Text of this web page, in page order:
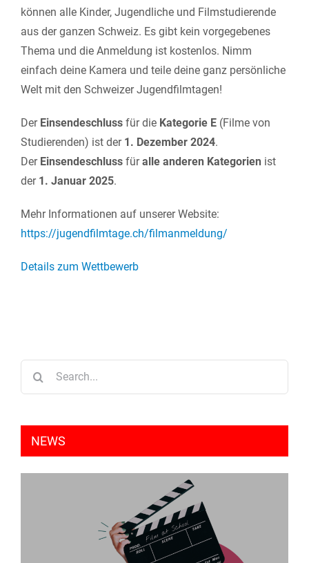
können alle Kinder, Jugendliche und Filmstudierende
aus der ganzen Schweiz. Es gibt kein vorgegebenes
Thema und die Anmeldung ist kostenlos. Nimm
einfach deine Kamera und teile deine ganz persönliche
Welt mit den Schweizer Jugendfilmtagen!
Der Einsendeschluss für die Kategorie E (Filme von
Studierenden) ist der 1. Dezember 2024.
Der Einsendeschluss füralle anderen Kategorien ist
der 1. Januar 2025.
Mehr Informationen auf unserer Website:
https://jugendfilmtage.ch/filmanmeldung/
Details zum Wettbewerb
NEWS